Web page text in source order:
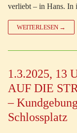
verliebt – in Hans. In
WEITERLESEN →
1.3.2025, 13
AUF DIE
–
Schlossplatz